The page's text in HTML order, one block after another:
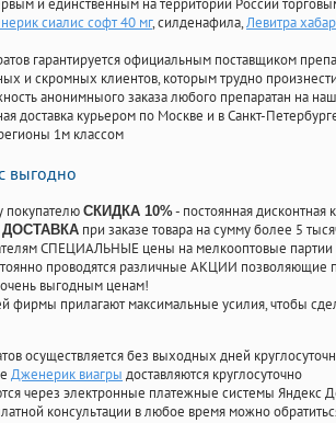
и единственным на территории России
сиалис софт 40 мг, силденафила,Левитра
гарантируется официальным поставщиком
и скромных клиентов, которым трудно
анонимныого заказа любого препаратан на
доставка курьером по Москве и в Санкт-
1м классом
выгодно
покупателю СКИДКА 10%- постоянная
при заказе товара на сумму более 5
СПЕЦИАЛЬНЫЕ цены на мелкооптовые партии
проводятся различные АКЦИИ позволяющие
выгодным ценам!
фирмы прилагают максимальные усилия, чтобы
осуществляется без выходных дней
Дженерик виагры доставляются круглосуточно
через электронные платежные системы Яндекс
консультации в любое время можно